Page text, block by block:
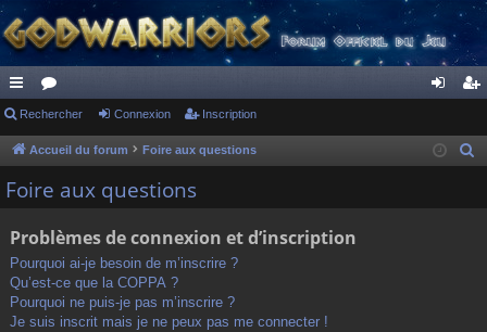
ac
co
ur
s
or
u ne cri
Rechercher Connexion Inscription
Accueil du forum Foire aux questions
Foire aux questions
Problèmes de connexion et d’inscription
Pourquoi ai-je besoin de m’inscrire ?
Qu’est-ce que la COPPA ?
Pourquoi ne puis-je pas m’inscrire ?
Je suis inscrit mais je ne peux pas me connecter !